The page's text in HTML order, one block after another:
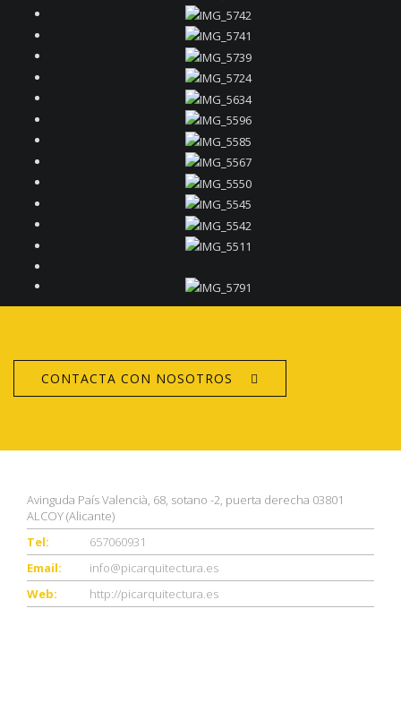
CONTACTA CON NOSOTROS
Avinguda País Valencià, 68, sotano -2, puerta derecha 03801
ALCOY (Alicante)
Tel:
657060931
Email:
info@picarquitectura.es
Web:
http://picarquitectura.es